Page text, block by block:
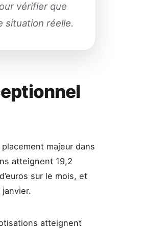
vérifier que
situation réelle.
majeur dans
atteignent 19,2
sur le mois, et
janvier.
atteignent